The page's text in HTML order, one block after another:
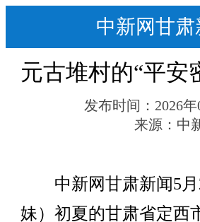
中新网甘肃
元古堆村的“平安
发布时间： 2026
来源： 中
中新网甘肃新闻5月
妹）初夏的甘肃省定西